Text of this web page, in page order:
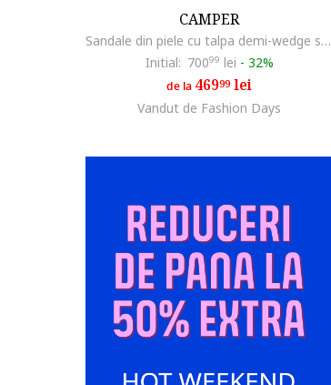
CAMPER
Sandale din piele cu talpa demi-wedge si catarama, Negru
Initial: 70099 lei - 32%
de la 46999lei
Vandut de Fashion Days